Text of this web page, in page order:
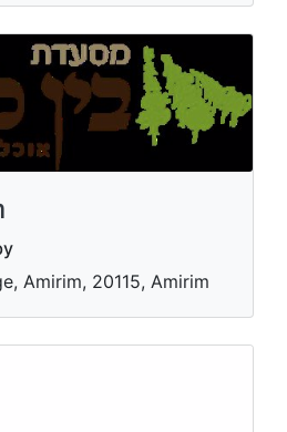
Amirim, 20115, Amirim